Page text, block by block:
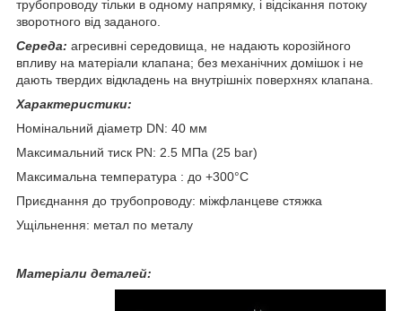
трубопроводу тільки в одному напрямку, і відсікання потоку
зворотного від заданого.
Середа: агресивні середовища, не надають корозійного
впливу на матеріали клапана; без механічних домішок і не
дають твердих відкладень на внутрішніх поверхнях клапана.
Характеристики:
Номінальний діаметр DN: 40 мм
Максимальний тиск PN: 2.5 МПа (25 bar)
Максимальна температура : до +300°С
Приєднання до трубопроводу: міжфланцеве стяжка
Ущільнення: метал по металу
Матеріали деталей: